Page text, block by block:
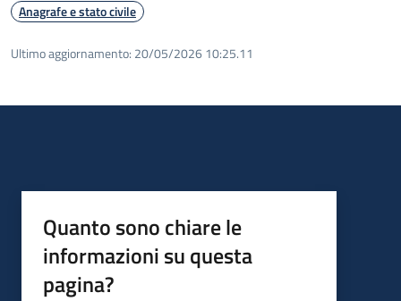
Anagrafe e stato civile
Ultimo aggiornamento: 20/05/2026 10:25.11
Quanto sono chiare le
informazioni su questa
pagina?